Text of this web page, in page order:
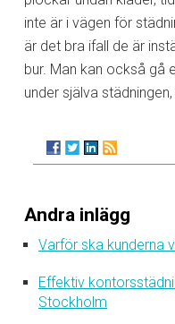
inte är i vägen för
är det bra ifall de är
bur. Man kan också gå
under själva
Andra inlägg
Varför ska kunderna
Effektiv
Stockholm